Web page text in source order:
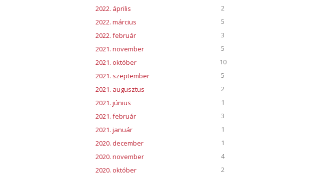
2022. április
2
2022. március
5
2022. február
3
2021. november
5
2021. október
10
2021. szeptember
5
2021. augusztus
2
2021. június
1
2021. február
3
2021. január
1
2020. december
1
2020. november
4
2020. október
2